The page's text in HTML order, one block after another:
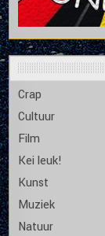
Crap
Cultuur
Film
Kei leuk!
Kunst
Muziek
Natuur